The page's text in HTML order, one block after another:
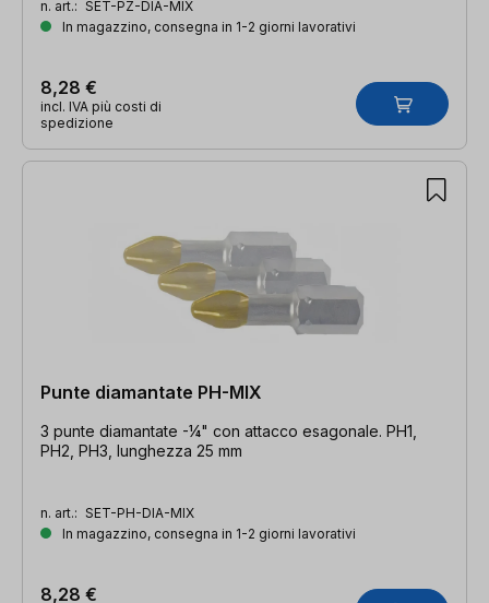
n. art.: SET-PZ-DIA-MIX
In magazzino, consegna in 1-2 giorni lavorativi
8,28 €
incl. IVA più costi di
spedizione
Punte diamantate PH-MIX
3 punte diamantate -¼" con attacco esagonale. PH1,
PH2, PH3, lunghezza 25 mm
n. art.: SET-PH-DIA-MIX
In magazzino, consegna in 1-2 giorni lavorativi
8,28 €